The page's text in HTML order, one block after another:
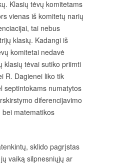
Klasių tėvų komitetams
vienas iš komitetų narių
tai nebus
klasių. Kadangi iš
komitetai nedavė
klasių tėvai sutiko priimti
R. Dagienei liko tik
septintokams numatytos
diferencijavimo
matematikos
sklido pagrįstas
vaiką silpnesniųjų ar